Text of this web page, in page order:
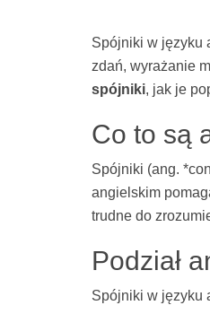
Spójniki w języku
zdań, wyrażanie
spójniki, jak je
Co to są
Spójniki (ang.
angielskim
trudne do
Podział
Spójniki w języku